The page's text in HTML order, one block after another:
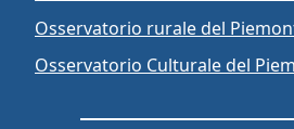
Osservatorio rurale del
Osservatorio Culturale del